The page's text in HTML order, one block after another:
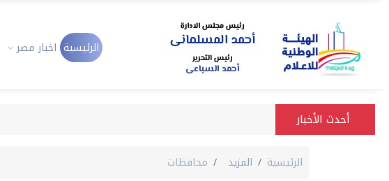
الرئيسية اخبار مصر
أحدث الأخبار
الرئيسية المزيد محافظات